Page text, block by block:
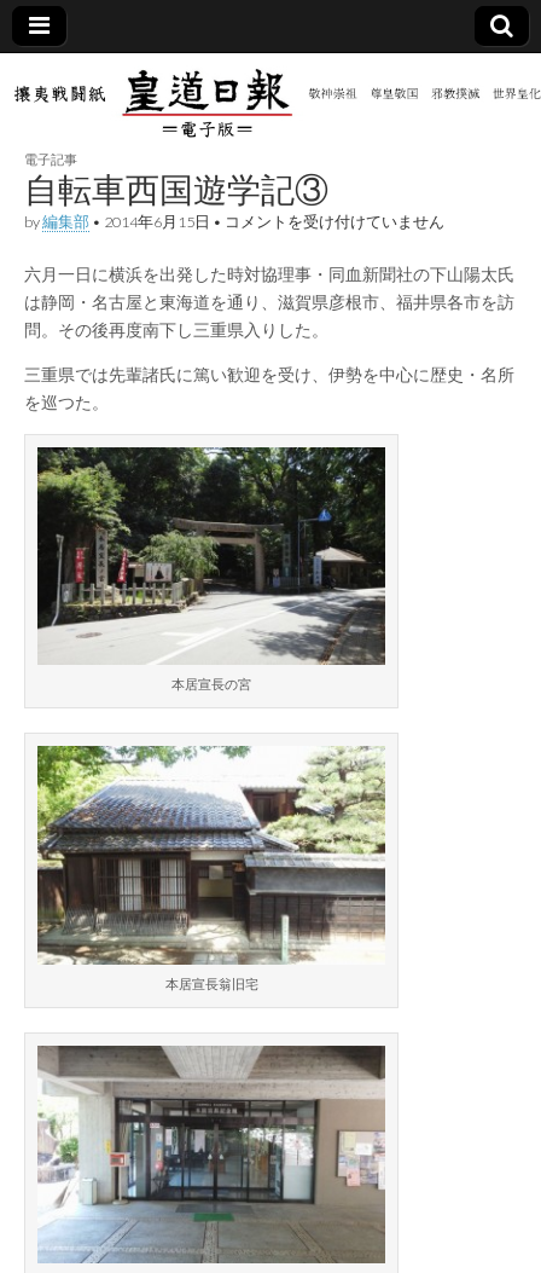
皇道
日報
（防
共新
聞）
電子
版
敬神
尊皇
｜昭
和八
年創
刊
実
践
攘夷
戦闘
電子記事
自転車西国遊学記③
by編集部 • 2014年6月15日 • 自
西
国
遊
学
③
コメントを受け付けていません
六月一日に横浜を出発した時対協理事・同血新聞社の下山陽太氏
は静岡・名古屋と東海道を通り、滋賀県彦根市、福井県各市を訪
問。その後再度南下し三重県入りした。
三重県では先輩諸氏に篤い歓迎を受け、伊勢を中心に歴史・名所
を巡つた。
本居宣長の宮
本居宣長翁旧宅